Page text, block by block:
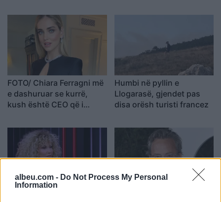
albeu.com - Do Not Process My Personal
Information
FOTO/ Chiara Ferragni më
e dashuruar se kurrë,
kush është CEO që i
ndarjes
Humbi në pyllin e
Llogarasë, gjendet pas
disa orësh turisti francez